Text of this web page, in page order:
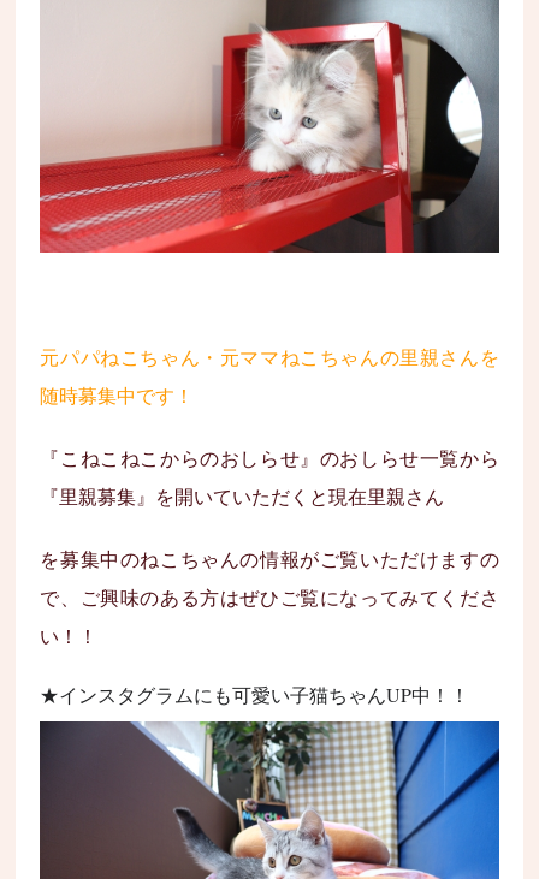
元パパねこちゃん・元ママねこちゃんの里親さんを
随時募集中です！
『こねこねこからのおしらせ』のおしらせ一覧から
『里親募集』を開いていただくと現在里親さん
を募集中のねこちゃんの情報がご覧いただけますの
で、ご興味のある方はぜひご覧になってみてくださ
い！！
★インスタグラムにも可愛い子猫ちゃんUP中！！